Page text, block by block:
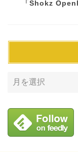
「Shokz